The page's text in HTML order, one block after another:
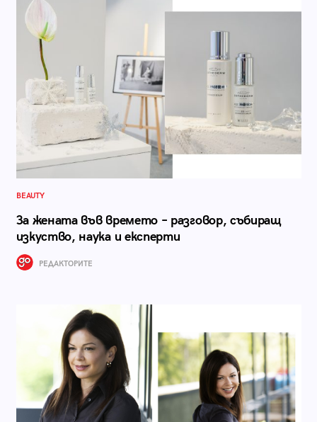
BEAUTY
За жената във времето – разговор, събиращ
изкуство, наука и експерти
РЕДАКТОРИТЕ